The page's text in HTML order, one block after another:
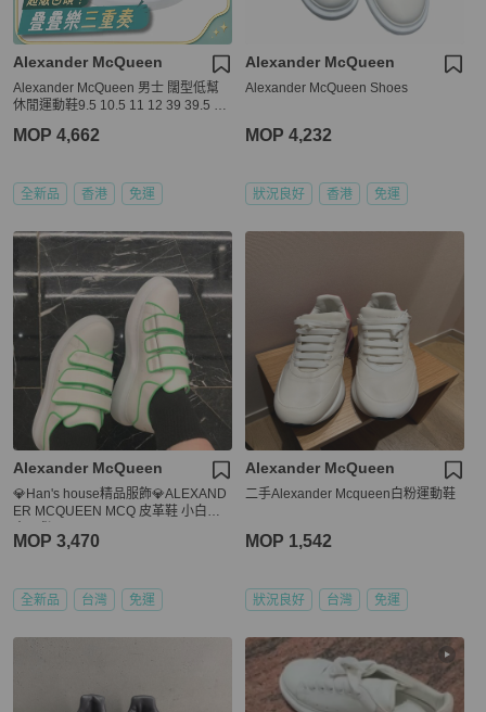
Alexander McQueen
Alexander McQueen 男士 闊型低幫
休閒運動鞋9.5 10.5 11 12 39 39.5 40
45 45.5 46 47 48 49碼
MOP 4,662
全新品 香港 免運
Alexander McQueen
Alexander McQueen Shoes
MOP 4,232
狀況良好 香港 免運
Alexander McQueen
💎Han's house精品服飾💎ALEXAND
ER MCQUEEN MCQ 皮革鞋 小白鞋
MOP 3,470
全新品 台灣 免運
Alexander McQueen
二手Alexander Mcqueen白粉運動鞋
MOP 1,542
狀況良好 台灣 免運